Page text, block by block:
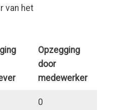
van het
Opzegging
door
medewerker
0